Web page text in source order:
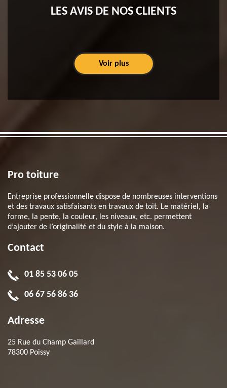
LES AVIS DE NOS CLIENTS
Voir plus
Pro toiture
Entreprise professionnelle dispose de nombreuses interventions
et des travaux satisfaisants en travaux de toit. Le matériel, la
forme, la pente, la couleur, les niveaux, etc. permettent
d’ajouter de l’originalité et du style à la maison.
Contact
01 85 53 06 05
06 67 56 86 36
Adresse
25 Rue du Champ Gaillard
78300 Poissy